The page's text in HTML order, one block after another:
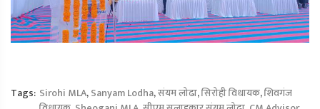
Tags: Sirohi MLA,Sanyam Lodha,संयम लोढा,सिरोही विधायक,शिवगंज